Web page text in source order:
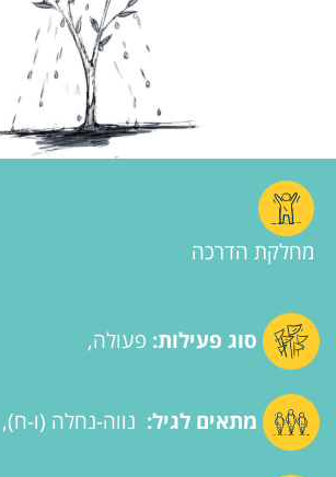
מחלקת הדרכה
סוג פעילות: פעולה
מתאים לגיל: נווה-נחלה (ו-ח)